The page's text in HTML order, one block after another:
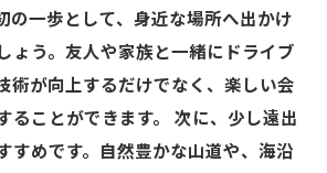
の一歩として、身近な場所へ出かけ
ょう。友人や家族と一緒にドライブ
術が向上するだけでなく、楽しい会
ることができます。 次に、少し遠出
すめです。自然豊かな山道や、海沿